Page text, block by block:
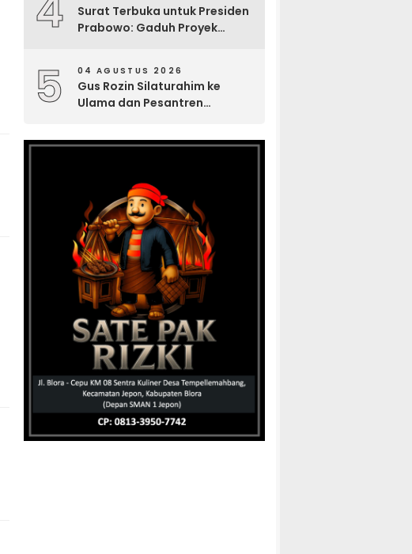
Surat Terbuka untuk Presiden
Prabowo: Gaduh Proyek
5 04 AGUSTUS 2026
Gus Rozin Silaturahim ke
Ulama dan Pesantren